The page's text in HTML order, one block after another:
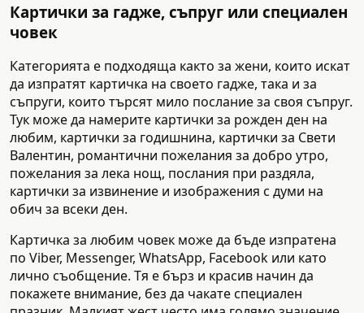
Картички за гадже, съпруг или специален
човек
Категорията е подходяща както за жени, които искат
да изпратят картичка на своето гадже, така и за
съпруги, които търсят мило послание за своя съпруг.
Тук може да намерите картички за рожден ден на
любим, картички за годишнина, картички за Свети
Валентин, романтични пожелания за добро утро,
пожелания за лека нощ, послания при раздяла,
картички за извинение и изображения с думи на
обич за всеки ден.
Картичка за любим човек може да бъде изпратена
по Viber, Messenger, WhatsApp, Facebook или като
лично съобщение. Тя е бърз и красив начин да
покажете внимание, без да чакате специален